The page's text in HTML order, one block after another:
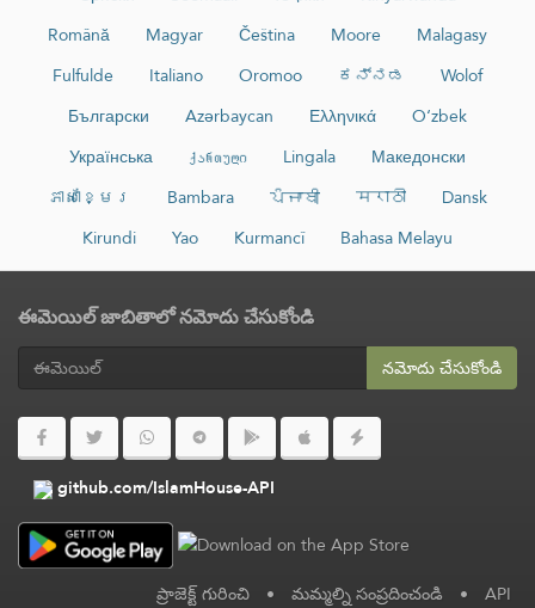
Română
Magyar Čeština Moore
Malagasy
Fulfulde
Italiano Oromoo ಕನ್ನಡ
Wolof
Български
Azərbaycan Ελληνικά
O‘zbek
Українська
ქართული Lingala
Македонски
ភាសាខ្មែរ
Bambara ਪੰਜਾਬੀ मराठी
Dansk
Kirundi
Yao Kurmancî Bahasa Melayu
ఈమెయిల్ జాబితాలో నమోదు చేసుకోండి
నమోదు చేసుకోండి
github.com/IslamHouse-API
ప్రాజెక్ట్ గురించి • మమ్మల్ని సంప్రదించండి • API